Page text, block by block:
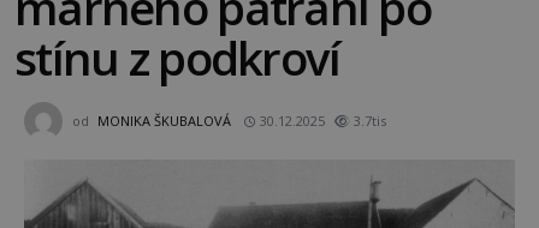
stínu z podkroví
od MONIKA ŠKUBALOVÁ 30.12.2025 3.7tis